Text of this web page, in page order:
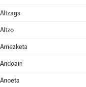
Altzaga
Altzo
Amezketa
Andoain
Anoeta